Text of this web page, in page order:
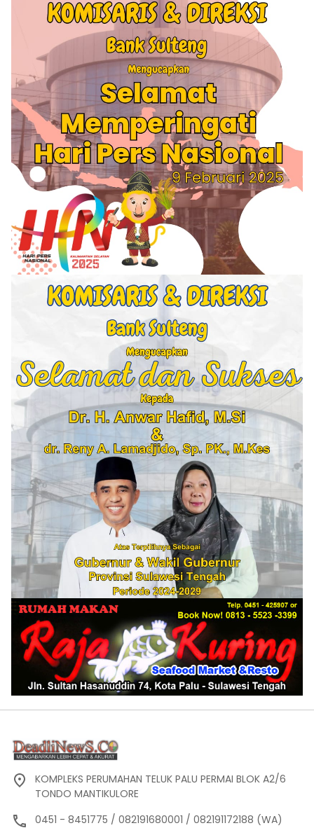
KOMPLEKS PERUMAHAN TELUK PALU PERMAI BLOK A2/6
TONDO MANTIKULORE
0451 - 8451775 / 082191680001 / 082191172188 (WA)